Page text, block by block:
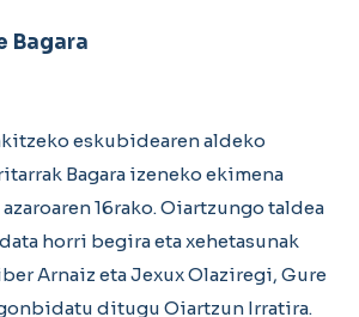
Bagara
eskubidearen aldeko
Bagara izeneko ekimena
16rako. Oiartzungo taldea
horri begira eta xehetasunak
Arnaiz eta Jexux Olaziregi, Gure
ditugu Oiartzun Irratira.